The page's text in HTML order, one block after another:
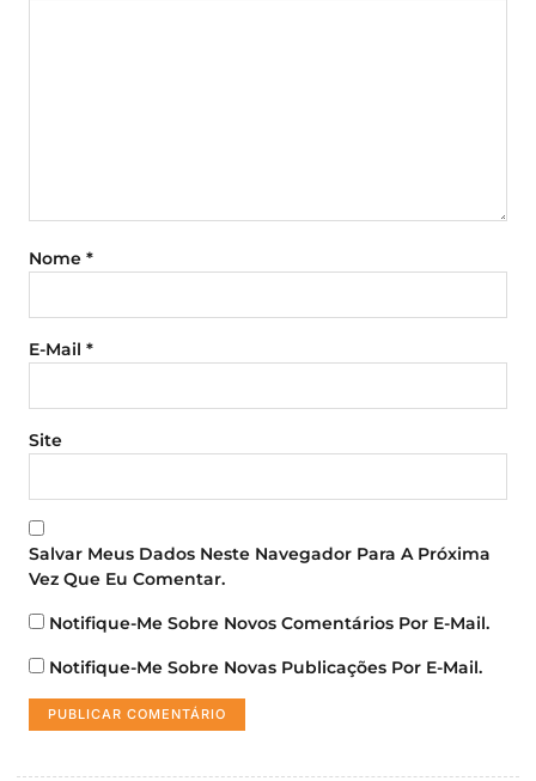
Nome *
E-Mail *
Site
Salvar Meus Dados Neste Navegador Para A Próxima
Vez Que Eu Comentar.
Notifique-Me Sobre Novos Comentários Por E-Mail.
Notifique-Me Sobre Novas Publicações Por E-Mail.